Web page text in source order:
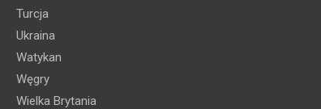
Turcja
Ukraina
Watykan
Węgry
Wielka Brytania